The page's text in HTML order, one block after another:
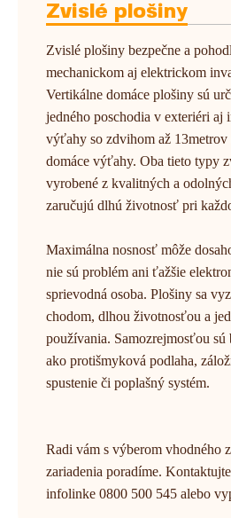
Zvislé plošiny
Zvislé plošiny bezpečne a
mechanickom aj elektrickom
Vertikálne domáce plošiny sú
jedného poschodia v exteriéri aj
výťahy so zdvihom až
domáce výťahy. Oba tieto typy
vyrobené z kvalitných a
zaručujú dlhú životnosť pri
Maximálna nosnosť môže
nie sú problém ani ťažšie
sprievodná osoba. Plošiny sa
chodom, dlhou životnosťou a
používania. Samozrejmosťou sú
ako protišmyková podlaha,
spustenie či poplašný systém.
Radi vám s výberom vhodného
zariadenia poradíme.
infolinke 0800 500 545 alebo